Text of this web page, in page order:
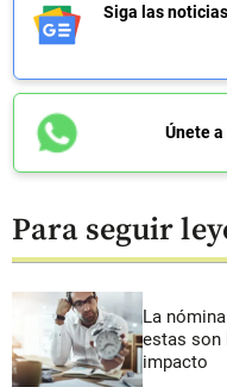
Siga las
Únete
Para seguir
La
estas son
impacto